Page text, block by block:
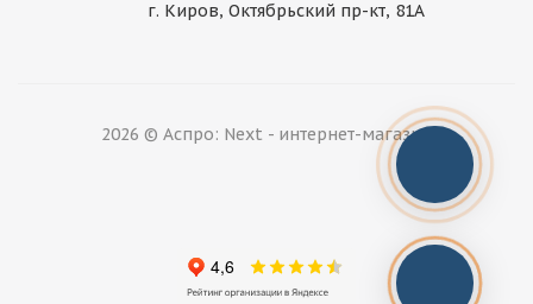
г. Киров, Октябрьский пр-кт, 81А
2026 © Аспро: Next - интернет-магазин